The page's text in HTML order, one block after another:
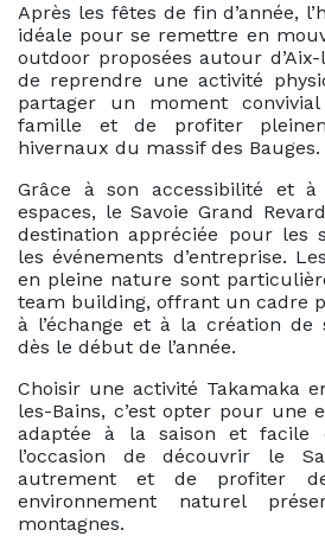
Après les fêtes de fin d’année,
idéale pour se remettre en
outdoor proposées autour
de reprendre une activité
partager un moment
famille et de profiter
hivernaux du massif des Bauges.
Grâce à son accessibilité et
espaces, le Savoie Grand
destination appréciée pour les
les événements d’entreprise.
en pleine nature sont
team building, offrant un cadre
à l’échange et à la création de
dès le début de l’année.
Choisir une activité Takamaka
les-Bains, c’est opter pour une
adaptée à la saison et facile
l’occasion de découvrir le
autrement et de profiter
environnement naturel
montagnes.